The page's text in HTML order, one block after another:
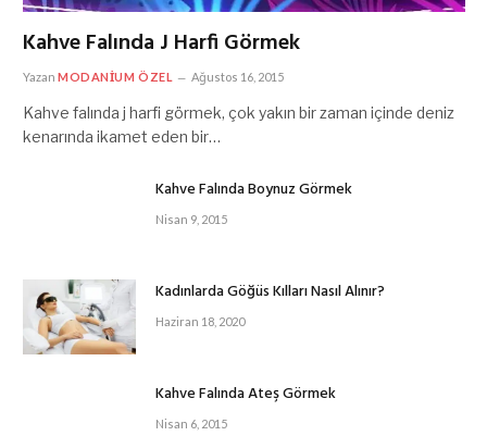
Kahve Falında J Harfi Görmek
Yazan MODANIUM ÖZEL Ağustos 16, 2015
Kahve falında j harfi görmek, çok yakın bir zaman içinde deniz
kenarında ikamet eden bir…
Kahve Falında Boynuz Görmek
Nisan 9, 2015
Kadınlarda Göğüs Kılları Nasıl Alınır?
Haziran 18, 2020
Kahve Falında Ateş Görmek
Nisan 6, 2015